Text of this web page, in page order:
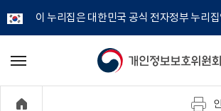
이 누리집은 대한민국 공식 전자정부 누리
개
메
기